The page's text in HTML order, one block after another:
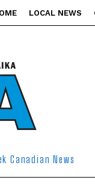
LOCAL NEWS
Canadian News